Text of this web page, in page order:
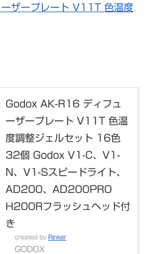
ザープレート V11T 色温度
Godox AK-R16 ディフュ
ーザープレート V11T 色温
度調整ジェルセット 16色
32個 Godox V1-C、V1-
N、V1-Sスピードライト、
AD200、AD200PRO
H200Rフラッシュヘッド付
き
created by Rinker
GODOX